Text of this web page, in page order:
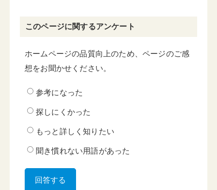
このページに関するアンケート
ホームページの品質向上のため、ページのご感
想をお聞かせください。
参考になった
探しにくかった
もっと詳しく知りたい
聞き慣れない用語があった